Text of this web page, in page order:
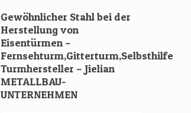
Gewöhnlicher Stahl bei der
Herstellung von
Eisentürmen –
Fernsehturm,Gitterturm,Selbsthilfe
Turmhersteller – Jielian
METALLBAU-
UNTERNEHMEN